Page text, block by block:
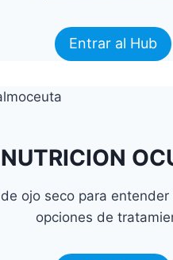
Entrar al Hub
NUTRICION
ojo seco para
opciones de